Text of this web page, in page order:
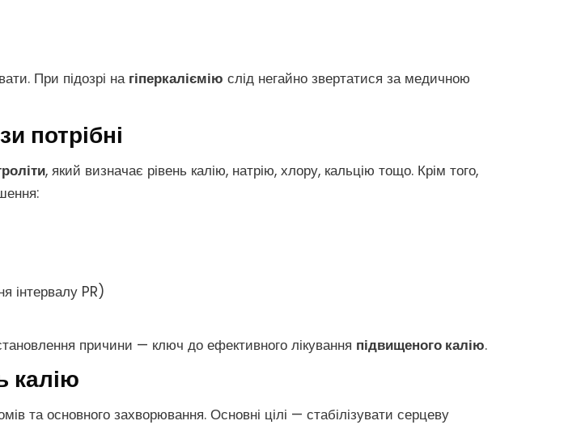
При підозрі на гіперкаліємію слід негайно звертатися за медичною
потрібні
, який визначає рівень калію, натрію, хлору, кальцію тощо. Крім того,
інтервалу PR)
причини — ключ до ефективного лікування підвищеного калію.
калію
та основного захворювання. Основні цілі — стабілізувати серцеву